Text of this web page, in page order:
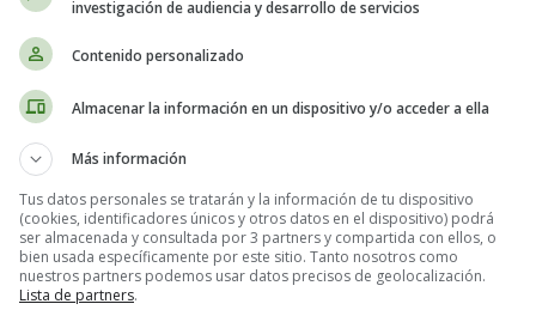
10 - Sopas de Letras
investigación de audiencia y desarrollo de servicios
Contenido personalizado
Almacenar la información en un dispositivo y/o acceder a ella
Más información
Tus datos personales se tratarán y la información de tu dispositivo
(cookies, identificadores únicos y otros datos en el dispositivo) podrá
ser almacenada y consultada por 3 partners y compartida con ellos, o
bien usada específicamente por este sitio. Tanto nosotros como
nuestros partners podemos usar datos precisos de geolocalización.
Lista de partners.